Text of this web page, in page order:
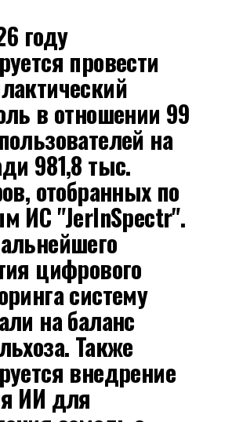
году
провести
в отношении 99
на
981,8 тыс.
отобранных по
ИС "JerInSpectr".
цифрового
систему
на баланс
Также
внедрение
ИИ для